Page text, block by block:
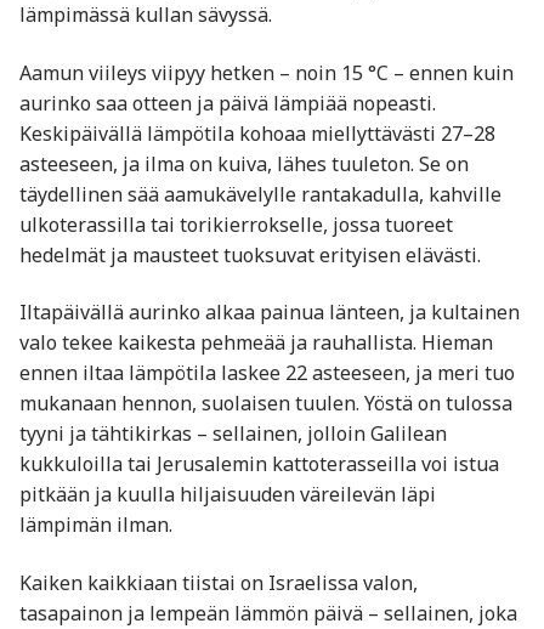
lämpimässä kullan sävyssä.
Aamun viileys viipyy hetken – noin 15 °C – ennen kuin
aurinko saa otteen ja päivä lämpiää nopeasti.
Keskipäivällä lämpötila kohoaa miellyttävästi 27–28
asteeseen, ja ilma on kuiva, lähes tuuleton. Se on
täydellinen sää aamukävelylle rantakadulla, kahville
ulkoterassilla tai torikierrokselle, jossa tuoreet
hedelmät ja mausteet tuoksuvat erityisen elävästi.
Iltapäivällä aurinko alkaa painua länteen, ja kultainen
valo tekee kaikesta pehmeää ja rauhallista. Hieman
ennen iltaa lämpötila laskee 22 asteeseen, ja meri tuo
mukanaan hennon, suolaisen tuulen. Yöstä on tulossa
tyyni ja tähtikirkas – sellainen, jolloin Galilean
kukkuloilla tai Jerusalemin kattoterasseilla voi istua
pitkään ja kuulla hiljaisuuden väreilevän läpi
lämpimän ilman.
Kaiken kaikkiaan tiistai on Israelissa valon,
tasapainon ja lempeän lämmön päivä – sellainen, joka